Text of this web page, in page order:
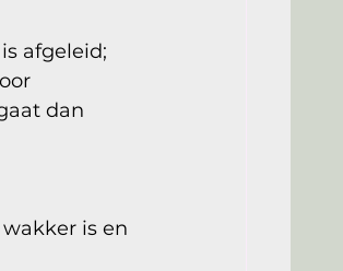
afgeleid;
dan
is en